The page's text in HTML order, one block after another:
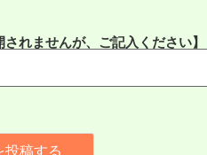
されませんが、ご記入ください】